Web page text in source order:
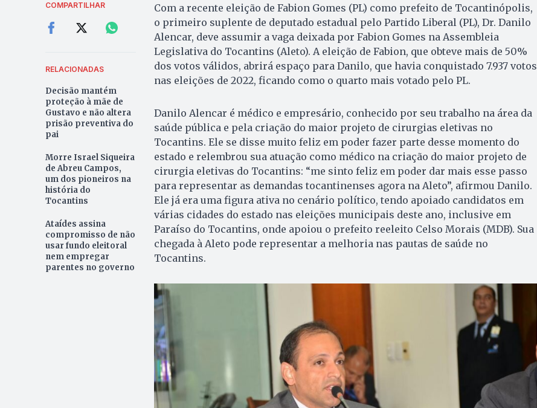
COMPARTILHAR
RELACIONADAS
Decisão mantém
proteção à mãe de
Gustavo e não altera
prisão preventiva do
pai
Morre Israel Siqueira
de Abreu Campos,
um dos pioneiros na
história do
Tocantins
Ataídes assina
compromisso de não
usar fundo eleitoral
nem empregar
parentes no governo
Com a recente eleição de Fabion Gomes (PL) como prefeito de Tocantinópolis,
o primeiro suplente de deputado estadual pelo Partido Liberal (PL), Dr. Danilo
Alencar, deve assumir a vaga deixada por Fabion Gomes na Assembleia
Legislativa do Tocantins (Aleto). A eleição de Fabion, que obteve mais de 50%
dos votos válidos, abrirá espaço para Danilo, que havia conquistado 7.937 votos
nas eleições de 2022, ficando como o quarto mais votado pelo PL.
Danilo Alencar é médico e empresário, conhecido por seu trabalho na área da
saúde pública e pela criação do maior projeto de cirurgias eletivas no
Tocantins. Ele se disse muito feliz em poder fazer parte desse momento do
estado e relembrou sua atuação como médico na criação do maior projeto de
cirurgia eletivas do Tocantins: “me sinto feliz em poder dar mais esse passo
para representar as demandas tocantinenses agora na Aleto”, afirmou Danilo.
Ele já era uma figura ativa no cenário político, tendo apoiado candidatos em
várias cidades do estado nas eleições municipais deste ano, inclusive em
Paraíso do Tocantins, onde apoiou o prefeito reeleito Celso Morais (MDB). Sua
chegada à Aleto pode representar a melhoria nas pautas de saúde no
Tocantins.